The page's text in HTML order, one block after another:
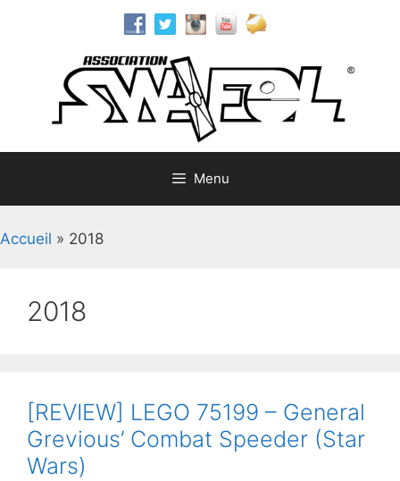
Menu
Accueil » 2018
2018
[REVIEW] LEGO 75199 – General
Grevious’ Combat Speeder (Star
Wars)